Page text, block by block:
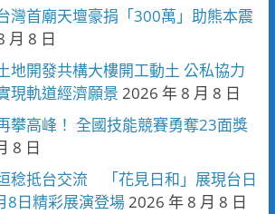
灣首廟天壇豪捐「300萬」助熊本震
月 8 日
地開發共構大樓開工動土 公私協力
現軌道經濟願景 2026 年 8 月 8 日
攀高峰！ 全國技能競賽勇奪23面獎
8 日
稔抵台交流 「花見日和」展現台日
8日精彩展演登場2026 年 8 月 8 日